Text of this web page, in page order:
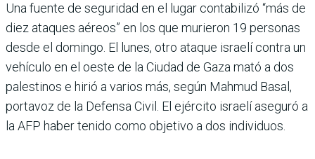
Una fuente de seguridad en el lugar contabilizó “más de
diez ataques aéreos” en los que murieron 19 personas
desde el domingo. El lunes, otro ataque israelí contra un
vehículo en el oeste de la Ciudad de Gaza mató a dos
palestinos e hirió a varios más, según Mahmud Basal,
portavoz de la Defensa Civil. El ejército israelí aseguró a
la AFP haber tenido como objetivo a dos individuos.